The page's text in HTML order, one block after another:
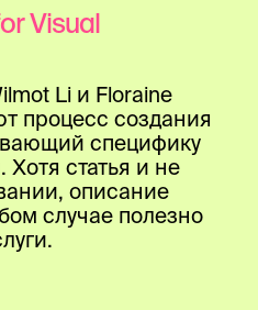
Visual
Li и Floraine
процесс создания
специфику
статья и не
описание
случае полезно